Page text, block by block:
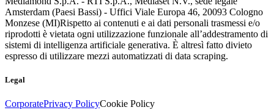
Amsterdam (Paesi Bassi) - Uffici Viale Europa 46, 20093 Cologno
Monzese (MI)Rispetto ai contenuti e ai dati personali trasmessi e/o
riprodotti è vietata ogni utilizzazione funzionale all’addestramento di
sistemi di intelligenza artificiale generativa. È altresì fatto divieto
espresso di utilizzare mezzi automatizzati di data scraping.
Legal
CorporatePrivacy PolicyCookie Policy